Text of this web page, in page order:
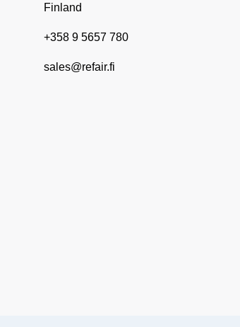
Finland
+358 9 5657 780
sales@refair.fi